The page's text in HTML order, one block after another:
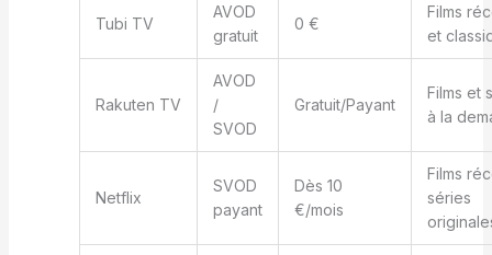
Tubi TV
AVOD
gratuit
0 €
Films
et
Rakuten TV
AVOD
/
SVOD
Gratuit/Payant
Films et
à la
Netflix
SVOD
payant
Dès 10
€/mois
Films
séries